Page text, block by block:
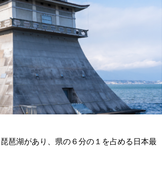
琶湖があり、県の６分の１を占める日本最